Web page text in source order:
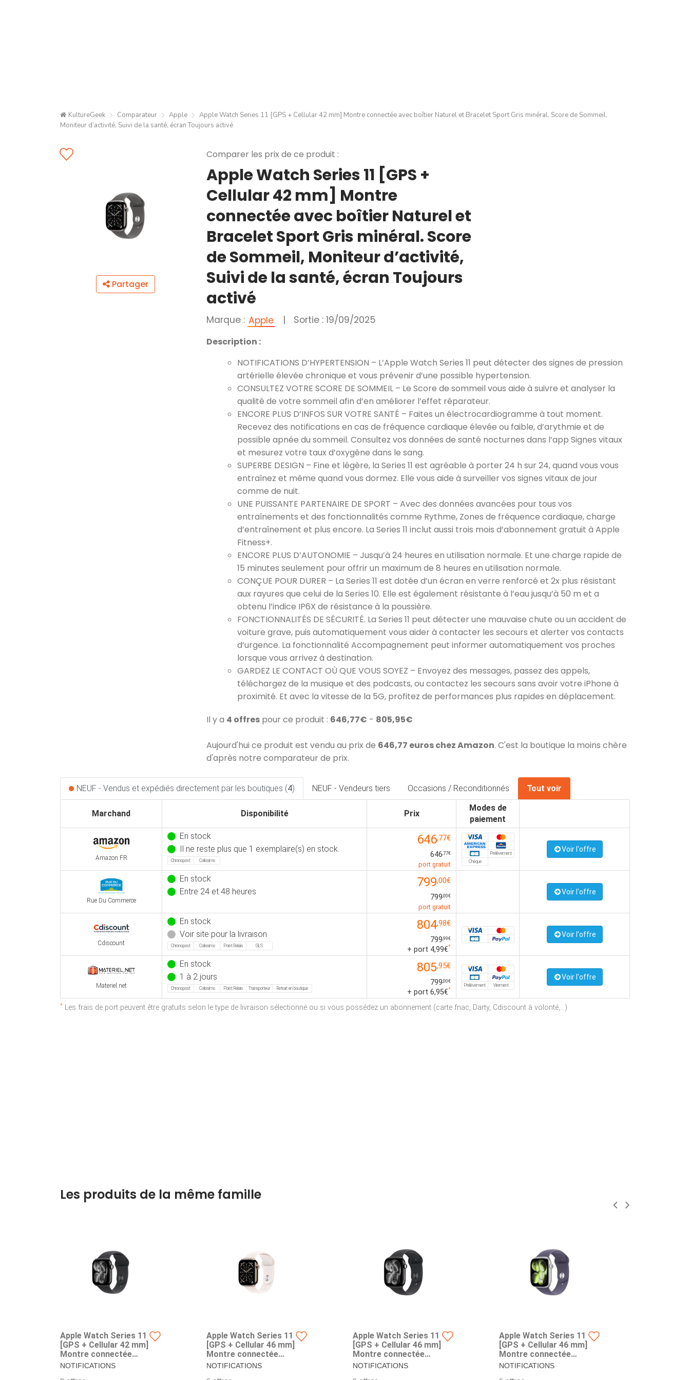
KultureGeek Comparateur Apple
Apple Watch Series 11 [GPS + Cellular 42 mm] Montre connectée avec boîtier Naturel et Bracelet Sport Gris minéral. Score de Sommeil,
Moniteur d’activité, Suivi de la santé, écran Toujours activé
Partager
Comparer les prix de ce produit :
Apple Watch Series 11 [GPS +
Cellular 42 mm] Montre
connectée avec boîtier Naturel et
Bracelet Sport Gris minéral. Score
de Sommeil, Moniteur d’activité,
Suivi de la santé, écran Toujours
activé
Marque : Apple | Sortie : 19/09/2025
Description :
NOTIFICATIONS D’HYPERTENSION – L’Apple Watch Series 11 peut détecter des signes de pression
artérielle élevée chronique et vous prévenir d’une possible hypertension.
CONSULTEZ VOTRE SCORE DE SOMMEIL – Le Score de sommeil vous aide à suivre et analyser la
qualité de votre sommeil afin d’en améliorer l’effet réparateur.
ENCORE PLUS D’INFOS SUR VOTRE SANTÉ – Faites un électrocardiogramme à tout moment.
Recevez des notifications en cas de fréquence cardiaque élevée ou faible, d’arythmie et de
possible apnée du sommeil. Consultez vos données de santé nocturnes dans l’app Signes vitaux
et mesurez votre taux d’oxygène dans le sang.
SUPERBE DESIGN – Fine et légère, la Series 11 est agréable à porter 24 h sur 24, quand vous vous
entraînez et même quand vous dormez. Elle vous aide à surveiller vos signes vitaux de jour
comme de nuit.
UNE PUISSANTE PARTENAIRE DE SPORT – Avec des données avancées pour tous vos
entraînements et des fonctionnalités comme Rythme, Zones de fréquence cardiaque, charge
d’entraînement et plus encore. La Series 11 inclut aussi trois mois d’abonnement gratuit à Apple
Fitness+.
ENCORE PLUS D’AUTONOMIE – Jusqu’à 24 heures en utilisation normale. Et une charge rapide de
15 minutes seulement pour offrir un maximum de 8 heures en utilisation normale.
CONÇUE POUR DURER – La Series 11 est dotée d’un écran en verre renforcé et 2x plus résistant
aux rayures que celui de la Series 10. Elle est également résistante à l’eau jusqu’à 50 m et a
obtenu l’indice IP6X de résistance à la poussière.
FONCTIONNALITÉS DE SÉCURITÉ. La Series 11 peut détecter une mauvaise chute ou un accident de
voiture grave, puis automatiquement vous aider à contacter les secours et alerter vos contacts
d’urgence. La fonctionnalité Accompagnement peut informer automatiquement vos proches
lorsque vous arrivez à destination.
GARDEZ LE CONTACT OÙ QUE VOUS SOYEZ – Envoyez des messages, passez des appels,
téléchargez de la musique et des podcasts, ou contactez les secours sans avoir votre iPhone à
proximité. Et avec la vitesse de la 5G, profitez de performances plus rapides en déplacement.
Il y a 4 offres pour ce produit : 646,77€ - 805,95€
Aujourd'hui ce produit est vendu au prix de 646,77 euros chez Amazon. C'est la boutique la moins chère
d'après notre comparateur de prix.
NEUF - Vendus et expédiés directement par les boutiques (4) NEUF - Vendeurs tiers Occasions / Reconditionnés Tout voir
Marchand Disponibilité Prix
Modes de
paiement
Amazon FR
En stock
Il ne reste plus que 1 exemplaire(s) en stock.
Chronopost Colissimo
646,77€
646,77€
port gratuit
Prélèvement
Chèque
Voir l'offre
Rue Du Commerce
En stock
Entre 24 et 48 heures
799,00€
799,00€
port gratuit
Voir l'offre
Cdiscount
En stock
Voir site pour la livraison
Chronopost Colissimo Point Relais GLS
804,98€
799,99€
+ port 4,99€*
Voir l'offre
Materiel.net
En stock
1 à 2 jours
Chronopost Colissimo Point Relais Transporteur Retrait en boutique
805,95€
799,00€
+ port 6,95€*
Prélèvement Virement
Voir l'offre
* Les frais de port peuvent être gratuits selon le type de livraison sélectionné ou si vous possédez un abonnement (carte fnac, Darty, Cdiscount à volonté,...)
Les produits de la même famille
Apple Watch Series 11
[GPS + Cellular 42 mm]
Montre connectée
avec boîtier Noir de
NOTIFICATIONS
Apple Watch Series 11
[GPS + Cellular 46 mm]
Montre connectée
avec boîtier Or et
NOTIFICATIONS
Apple Watch Series 11
[GPS + Cellular 46 mm]
Montre connectée
avec boîtier Noir de
NOTIFICATIONS
Apple Watch Series 11
[GPS + Cellular 46 mm]
Montre connectée
avec boîtier Argent et
NOTIFICATIONS